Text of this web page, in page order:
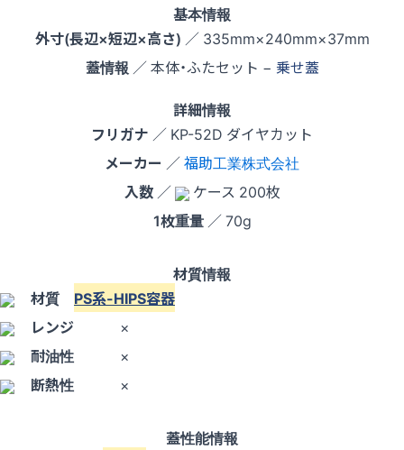
基本情報
外寸(長辺×短辺×高さ) ／ 335mm×240mm×37mm
蓋情報 ／ 本体・ふたセット − 乗せ蓋
詳細情報
フリガナ ／ KP-52D ダイヤカット
メーカー ／福助工業株式会社
入数／
ケース 200枚
1枚重量／ 70g
材質情報
材質 PS系-HIPS容器
レンジ
×
耐油性
×
断熱性
×
蓋性能情報